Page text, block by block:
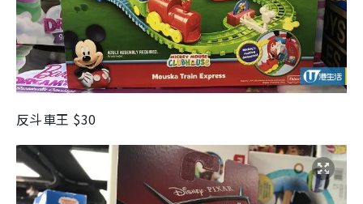
反斗車王 $30